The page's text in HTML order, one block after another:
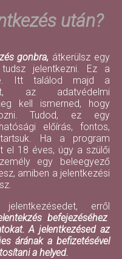
után?
gonbra, átkerülsz egy
tudsz jelentkezni. Ez a
Itt találod majd a
az adatvédelmi
kell ismerned, hogy
Tudod, ez egy
előírás, fontos,
Ha a program
el 18 éves, úgy a szülői
egy beleegyező
amiben a jelentkezési
erről
befejezéséhez
A jelentkezésed az
árának a befizetésével
a helyed.